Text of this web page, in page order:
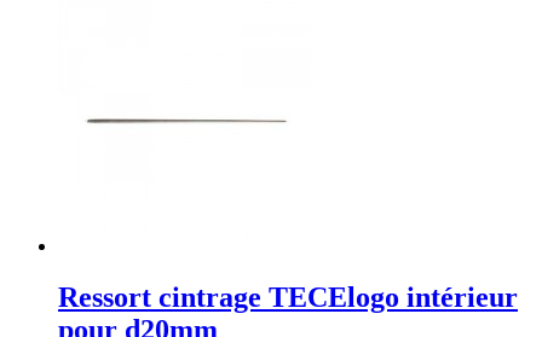
Ressort cintrage TECElogo intérieur
pour d20mm